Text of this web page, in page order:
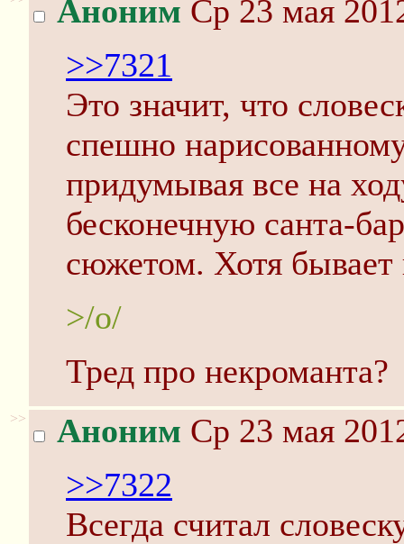
Аноним Ср 23 мая
>>7321
Это значит, что
спешно
придумывая все на
бесконечную санта-
сюжетом. Хотя бывает
>/o/
Тред про некроманта?
>> Аноним Ср 23 мая
>>7322
Всегда считал